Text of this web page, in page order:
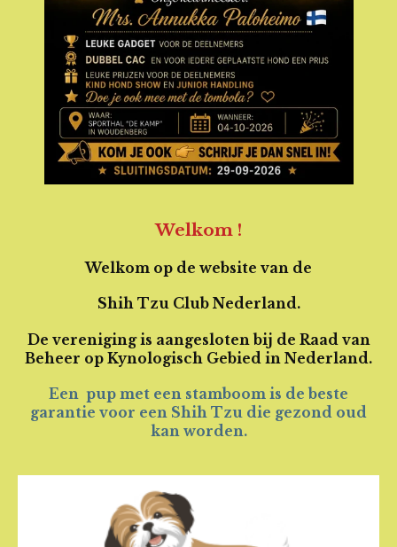
Welkom !
Welkom op de website van de
Shih Tzu Club Nederland.
De vereniging is aangesloten bij de Raad van
Beheer op Kynologisch Gebied in Nederland.
Een pup met een stamboom is de beste
garantie voor een Shih Tzu die gezond oud
kan worden.